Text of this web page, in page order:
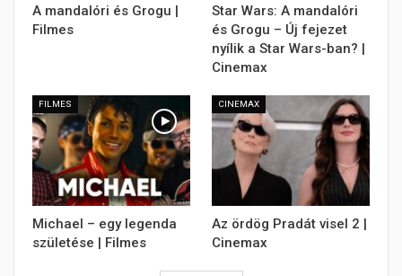
A mandalóri és Grogu |
Filmes
Star Wars: A mandalóri
és Grogu – Új fejezet
nyílik a Star Wars-ban? |
Cinemax
FILMES
Michael – egy legenda
születése | Filmes
CINEMAX
Az ördög Pradát visel 2 |
Cinemax